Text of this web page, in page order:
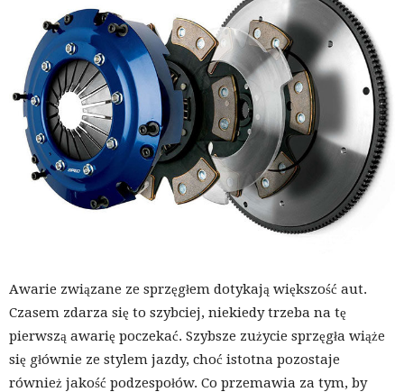
Awarie związane ze sprzęgłem dotykają większość aut.
Czasem zdarza się to szybciej, niekiedy trzeba na tę
pierwszą awarię poczekać. Szybsze zużycie sprzęgła wiąże
się głównie ze stylem jazdy, choć istotna pozostaje
również jakość podzespołów. Co przemawia za tym, by